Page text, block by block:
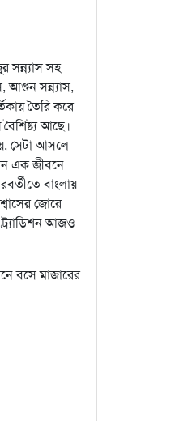
সন্ন্যাস সহ
আগুন সন্ন্যাস,
তৈরি করে
আছে।
সেটা আসলে
এক জীবনে
বাংলায়
জোরে
আজও
বসে মাজারের